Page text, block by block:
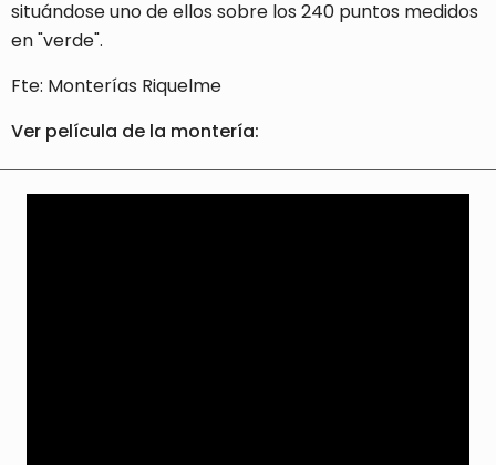
situándose uno de ellos sobre los 240 puntos medidos
en "verde".
Fte: Monterías Riquelme
Ver película de la montería: